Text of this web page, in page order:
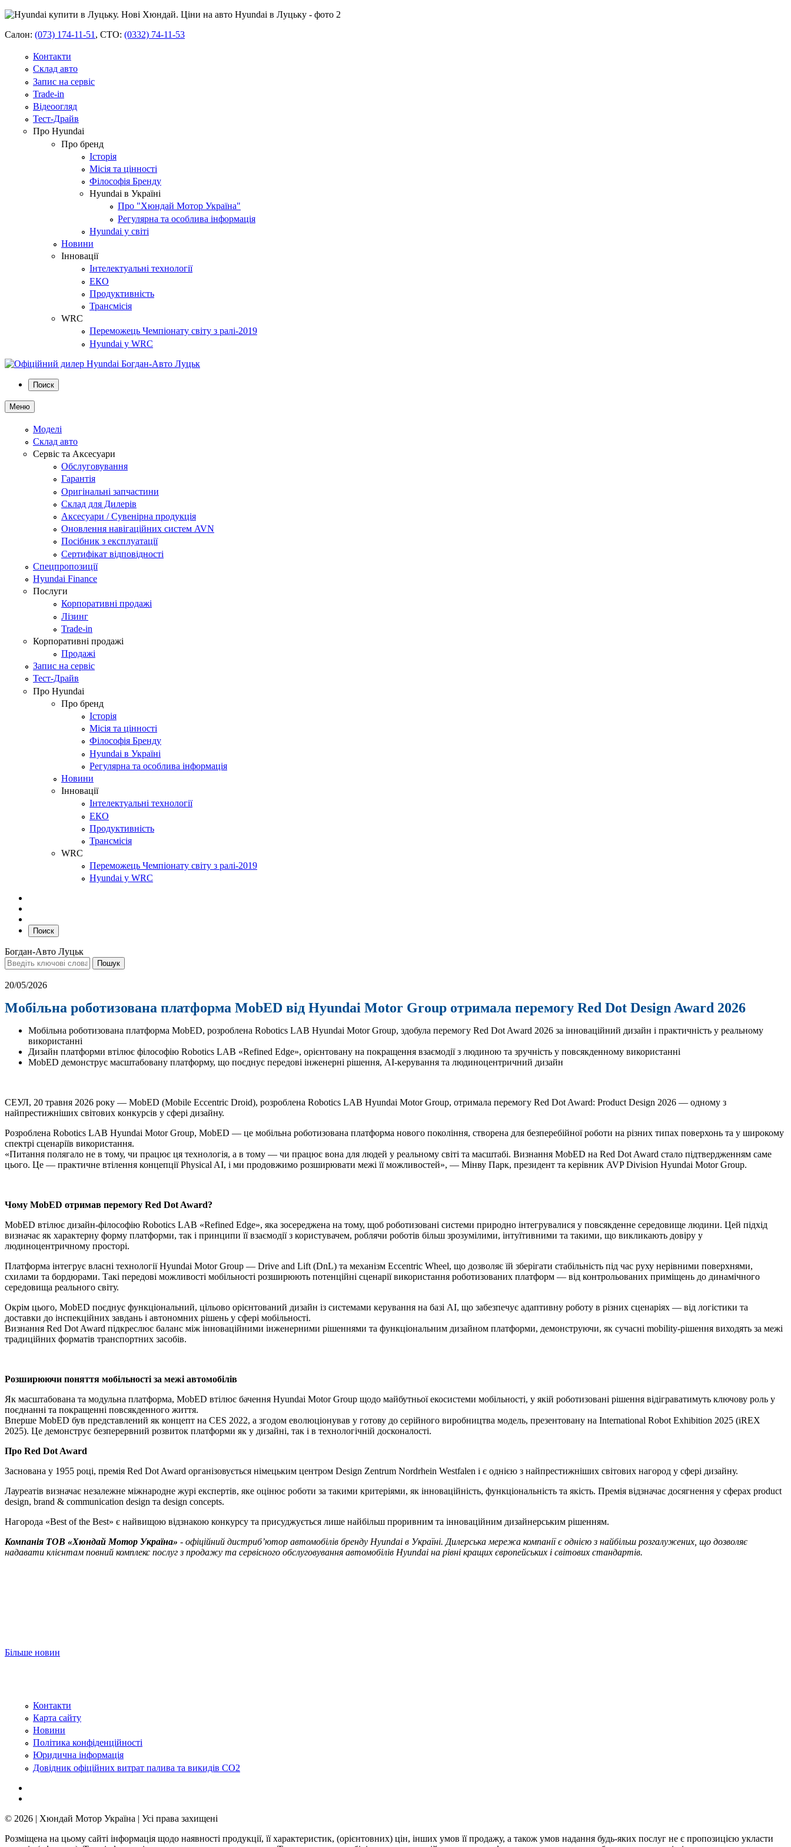
Салон: (073) 174-11-51 , СТО: (0332) 74-11-53
Контакти
Склад авто
Запис на сервіс
Trade-in
Відеоогляд
Тест-Драйв
Про Hyundai
Про бренд
Історія
Місія та цінності
Філософія Бренду
Hyundai в Україні
Про "Хюндай Мотор Україна"
Регулярна та особлива інформація
Hyundai у світі
Новини
Інновації
Інтелектуальні технології
ЕКО
Продуктивність
Трансмісія
WRC
Переможець Чемпіонату світу з ралі-2019
Hyundai у WRC
Поиск
Меню
Моделі
Склад авто
Сервіс та Аксесуари
Обслуговування
Гарантія
Оригінальні запчастини
Склад для Дилерів
Аксесуари / Сувенірна продукція
Оновлення навігаційних систем AVN
Посібник з експлуатації
Сертифікат відповідності
Спецпропозиції
Hyundai Finance
Послуги
Корпоративні продажі
Лізинг
Trade-in
Корпоративні продажі
Продажі
Запис на сервіс
Тест-Драйв
Про Hyundai
Про бренд
Історія
Місія та цінності
Філософія Бренду
Hyundai в Україні
Регулярна та особлива інформація
Новини
Інновації
Інтелектуальні технології
ЕКО
Продуктивність
Трансмісія
WRC
Переможець Чемпіонату світу з ралі-2019
Hyundai у WRC
Поиск
Богдан-Авто Луцьк
20/05/2026
Мобільна роботизована платформа MobED від Hyundai Motor Group отримала перемогу Red Dot Design Award 2026
Мобільна роботизована платформа MobED, розроблена Robotics LAB Hyundai Motor Group, здобула перемогу Red Dot Award 2026 за інноваційний дизайн і практичність у реальному
використанні
Дизайн платформи втілює філософію Robotics LAB «Refined Edge», орієнтовану на покращення взаємодії з людиною та зручність у повсякденному використанні
MobED демонструє масштабовану платформу, що поєднує передові інженерні рішення, AI-керування та людиноцентричний дизайн
СЕУЛ, 20 травня 2026 року — MobED (Mobile Eccentric Droid), розроблена Robotics LAB Hyundai Motor Group, отримала перемогу Red Dot Award: Product Design 2026 — одному з
найпрестижніших світових конкурсів у сфері дизайну.
Розроблена Robotics LAB Hyundai Motor Group, MobED — це мобільна роботизована платформа нового покоління, створена для безперебійної роботи на різних типах поверхонь та у широкому
спектрі сценаріїв використання.
«Питання полягало не в тому, чи працює ця технологія, а в тому — чи працює вона для людей у реальному світі та масштабі. Визнання MobED на Red Dot Award стало підтвердженням саме
цього. Це — практичне втілення концепції Physical AI, і ми продовжимо розширювати межі її можливостей», — Мінву Парк, президент та керівник AVP Division Hyundai Motor Group.
Чому MobED отримав перемогу Red Dot Award?
MobED втілює дизайн-філософію Robotics LAB «Refined Edge», яка зосереджена на тому, щоб роботизовані системи природно інтегрувалися у повсякденне середовище людини. Цей підхід
визначає як характерну форму платформи, так і принципи її взаємодії з користувачем, роблячи роботів більш зрозумілими, інтуїтивними та такими, що викликають довіру у
людиноцентричному просторі.
Платформа інтегрує власні технології Hyundai Motor Group — Drive and Lift (DnL) та механізм Eccentric Wheel, що дозволяє їй зберігати стабільність під час руху нерівними поверхнями,
схилами та бордюрами. Такі передові можливості мобільності розширюють потенційні сценарії використання роботизованих платформ — від контрольованих приміщень до динамічного
середовища реального світу.
Окрім цього, MobED поєднує функціональний, цільово орієнтований дизайн із системами керування на базі AI, що забезпечує адаптивну роботу в різних сценаріях — від логістики та
доставки до інспекційних завдань і автономних рішень у сфері мобільності.
Визнання Red Dot Award підкреслює баланс між інноваційними інженерними рішеннями та функціональним дизайном платформи, демонструючи, як сучасні mobility-рішення виходять за межі
традиційних форматів транспортних засобів.
Розширюючи поняття мобільності за межі автомобілів
Як масштабована та модульна платформа, MobED втілює бачення Hyundai Motor Group щодо майбутньої екосистеми мобільності, у якій роботизовані рішення відіграватимуть ключову роль у
поєднанні та покращенні повсякденного життя.
Вперше MobED був представлений як концепт на CES 2022, а згодом еволюціонував у готову до серійного виробництва модель, презентовану на International Robot Exhibition 2025 (iREX
2025). Це демонструє безперервний розвиток платформи як у дизайні, так і в технологічній досконалості.
Про Red Dot Award
Заснована у 1955 році, премія Red Dot Award організовується німецьким центром Design Zentrum Nordrhein Westfalen і є однією з найпрестижніших світових нагород у сфері дизайну.
Лауреатів визначає незалежне міжнародне журі експертів, яке оцінює роботи за такими критеріями, як інноваційність, функціональність та якість. Премія відзначає досягнення у сферах product
design, brand & communication design та design concepts.
Нагорода «Best of the Best» є найвищою відзнакою конкурсу та присуджується лише найбільш проривним та інноваційним дизайнерським рішенням.
Компанія ТOВ «Хюндай Мотор Україна» - офіційний дистриб’ютор автомобілів бренду Hyundai в Україні. Дилерська мережа компанії є однією з найбільш розгалужених, що дозволяє
надавати клієнтам повний комплекс послуг з продажу та сервісного обслуговування автомобілів Hyundai на рівні кращих європейських і світових стандартів.
Більше новин
Контакти
Карта сайту
Новини
Політика конфіденційності
Юридична інформація
Довідник офіційних витрат палива та викидів СО2
© 2026 | Хюндай Мотор Україна | Усі права захищені
Розміщена на цьому сайті інформація щодо наявності продукції, її характеристик, (орієнтовних) цін, інших умов її продажу, а також умов надання будь-яких послуг не є пропозицією укласти